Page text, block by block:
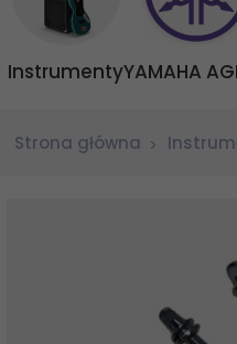
InstrumentyYAMAHA
Strona główna